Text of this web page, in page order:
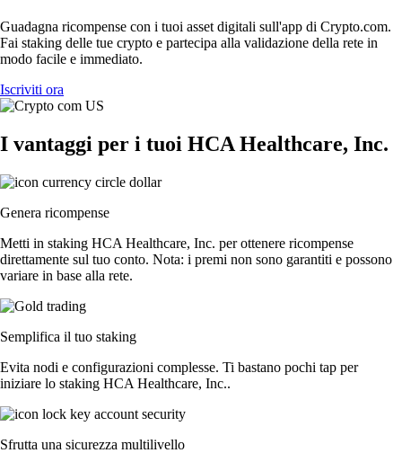
Guadagna ricompense con i tuoi asset digitali sull'app di Crypto.com.
Fai staking delle tue crypto e partecipa alla validazione della rete in
modo facile e immediato.
Iscriviti ora
I vantaggi per i tuoi HCA Healthcare, Inc.
Genera ricompense
Metti in staking HCA Healthcare, Inc. per ottenere ricompense
direttamente sul tuo conto. Nota: i premi non sono garantiti e possono
variare in base alla rete.
Semplifica il tuo staking
Evita nodi e configurazioni complesse. Ti bastano pochi tap per
iniziare lo staking HCA Healthcare, Inc..
Sfrutta una sicurezza multilivello